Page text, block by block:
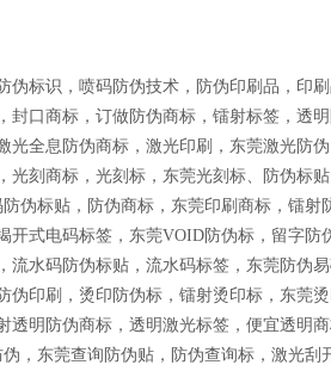
标识，喷码防伪技术，防伪印刷品，印
封口商标，订做防伪商标，镭射标签，透
全息防伪商标，激光印刷，东莞激光防
刻商标，光刻标，东莞光刻标、防伪标
伪标贴，防伪商标，东莞印刷商标，镭射
开式电码标签，东莞VOID防伪标，留字防
水码防伪标贴，流水码标签，东莞防伪
印刷，烫印防伪标，镭射烫印标，东莞
透明防伪商标，透明激光标签，便宜透明
，东莞查询防伪贴，防伪查询标，激光刮